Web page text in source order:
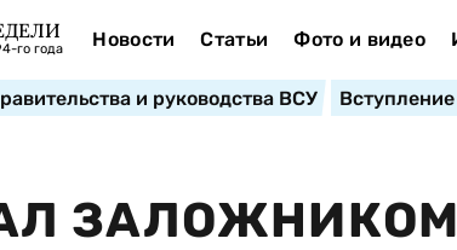
го года Новости Статьи Фото и видео
и руководства ВСУ
ЗАЛОЖНИКОМ